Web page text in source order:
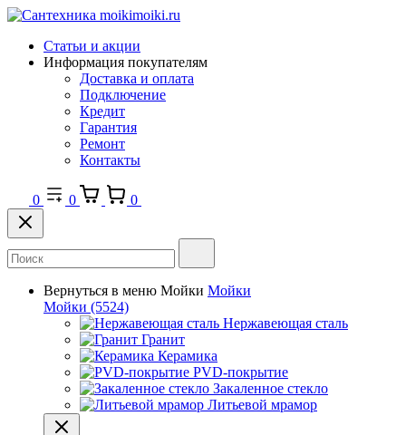
Статьи и акции
Информация покупателям
Доставка и оплата
Подключение
Кредит
Гарантия
Ремонт
Контакты
0 0 0
Вернуться в меню Мойки Мойки
Мойки (5524)
Нержавеющая сталь
Гранит
Керамика
PVD-покрытие
Закаленное стекло
Литьевой мрамор